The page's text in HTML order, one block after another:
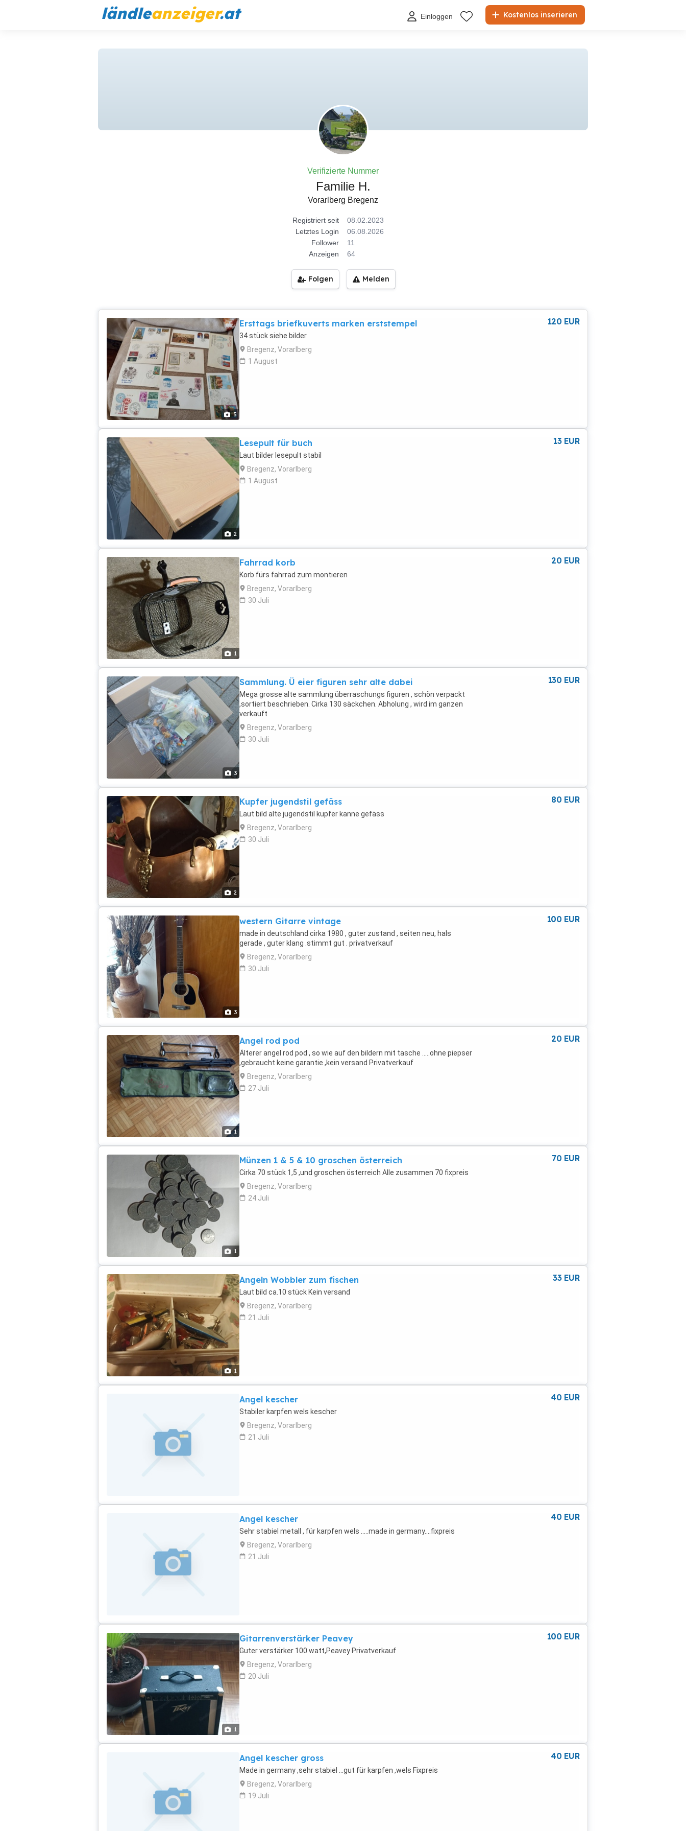
ländleanzeiger.at Kostenlos inserieren
Einloggen
Verifizierte Nummer
Familie H.
Vorarlberg Bregenz
Registriert seit
08.02.2023
Letztes Login
06.08.2026
Follower
11
Anzeigen
64
Folgen Melden
5
Ersttags briefkuverts marken erststempel
34 stück siehe bilder
Bregenz, Vorarlberg
1 August
120 EUR
2
Lesepult für buch
Laut bilder lesepult stabil
Bregenz, Vorarlberg
1 August
13 EUR
1
Fahrrad korb
Korb fürs fahrrad zum montieren
Bregenz, Vorarlberg
30 Juli
20 EUR
3
Sammlung. Ü eier figuren sehr alte dabei
Mega grosse alte sammlung überraschungs figuren , schön verpackt
,sortiert beschrieben. Cirka 130 säckchen. Abholung , wird im ganzen
verkauft
Bregenz, Vorarlberg
30 Juli
130 EUR
2
Kupfer jugendstil gefäss
Laut bild alte jugendstil kupfer kanne gefäss
Bregenz, Vorarlberg
30 Juli
80 EUR
3
western Gitarre vintage
made in deutschland cirka 1980 , guter zustand , seiten neu, hals
gerade , guter klang .stimmt gut . privatverkauf
Bregenz, Vorarlberg
30 Juli
100 EUR
1
Angel rod pod
Älterer angel rod pod , so wie auf den bildern mit tasche .....ohne piepser
,gebraucht keine garantie ,kein versand Privatverkauf
Bregenz, Vorarlberg
27 Juli
20 EUR
1
Münzen 1 & 5 & 10 groschen österreich
Cirka 70 stück 1,5 ,und groschen österreich Alle zusammen 70 fixpreis
Bregenz, Vorarlberg
24 Juli
70 EUR
1
Angeln Wobbler zum fischen
Laut bild ca.10 stück Kein versand
Bregenz, Vorarlberg
21 Juli
33 EUR
Angel kescher
Stabiler karpfen wels kescher
Bregenz, Vorarlberg
21 Juli
40 EUR
Angel kescher
Sehr stabiel metall , für karpfen wels .....made in germany....fixpreis
Bregenz, Vorarlberg
21 Juli
40 EUR
1
Gitarrenverstärker Peavey
Guter verstärker 100 watt,Peavey Privatverkauf
Bregenz, Vorarlberg
20 Juli
100 EUR
Angel kescher gross
Made in germany ,sehr stabiel ...gut für karpfen ,wels Fixpreis
Bregenz, Vorarlberg
19 Juli
40 EUR